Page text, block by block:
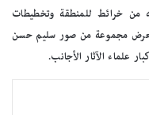
من خرائط للمنطقة وتخطيطات
مجموعة من صور سليم حسن
علماء الآثار الأجانب.